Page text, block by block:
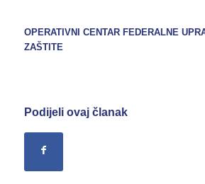
OPERATIVNI CENTAR FEDERALNE
ZAŠTITE
Podijeli ovaj članak